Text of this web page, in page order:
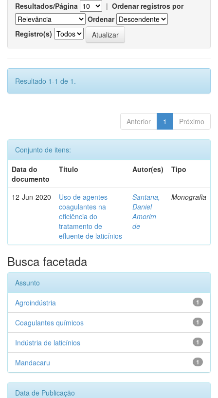
Resultados/Página | Ordenar registros por
Ordenar
Registro(s)
Resultado 1-1 de 1.
Anterior 1 Próximo
Conjunto de itens:
Data do
documento
Título Autor(es) Tipo
12-Jun-2020
Uso de agentes
coagulantes na
eficiência do
tratamento de
efluente de laticínios
Santana,
Daniel
Amorim
de
Monografia
Busca facetada
Assunto
1
Agroindústria
1
Coagulantes químicos
1
Indústria de laticínios
1
Mandacaru
Data de Publicação